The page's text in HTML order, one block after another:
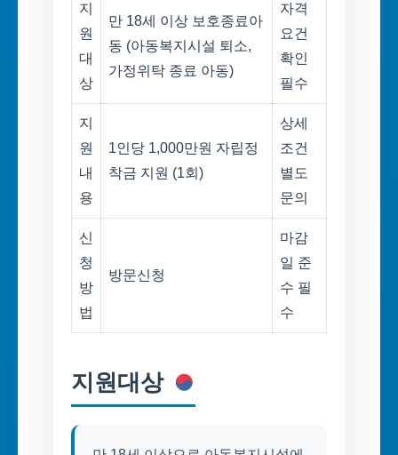
지
원
대
상
만 18세 이상 보호종료아
동 (아동복지시설 퇴소,
가정위탁 종료 아동)
자격
요건
확인
필수
지
원
내
용
1인당 1,000만원 자립정
착금 지원 (1회)
상세
조건
별도
문의
신
청
방
법
방문신청
마감
일 준
수 필
수
지원대상